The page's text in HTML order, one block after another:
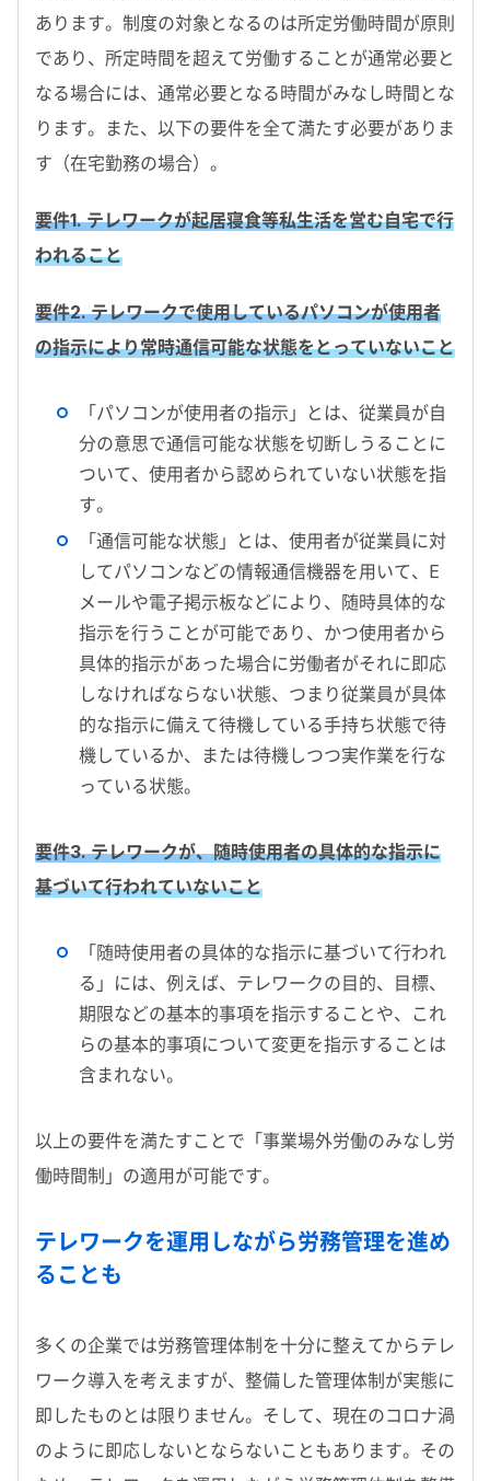
あります。制度の対象となるのは所定労働時間が原則
であり、所定時間を超えて労働することが通常必要と
なる場合には、通常必要となる時間がみなし時間とな
ります。また、以下の要件を全て満たす必要がありま
す（在宅勤務の場合）。
要件1. テレワークが起居寝食等私生活を営む自宅で行
われること
要件2. テレワークで使用しているパソコンが使用者
の指示により常時通信可能な状態をとっていないこと
「パソコンが使用者の指示」とは、従業員が自
分の意思で通信可能な状態を切断しうることに
ついて、使用者から認められていない状態を指
す。
「通信可能な状態」とは、使用者が従業員に対
してパソコンなどの情報通信機器を用いて、E
メールや電子掲示板などにより、随時具体的な
指示を行うことが可能であり、かつ使用者から
具体的指示があった場合に労働者がそれに即応
しなければならない状態、つまり従業員が具体
的な指示に備えて待機している手持ち状態で待
機しているか、または待機しつつ実作業を行な
っている状態。
要件3. テレワークが、随時使用者の具体的な指示に
基づいて行われていないこと
「随時使用者の具体的な指示に基づいて行われ
る」には、例えば、テレワークの目的、目標、
期限などの基本的事項を指示することや、これ
らの基本的事項について変更を指示することは
含まれない。
以上の要件を満たすことで「事業場外労働のみなし労
働時間制」の適用が可能です。
テレワークを運用しながら労務管理を進め
ることも
多くの企業では労務管理体制を十分に整えてからテレ
ワーク導入を考えますが、整備した管理体制が実態に
即したものとは限りません。そして、現在のコロナ渦
のように即応しないとならないこともあります。その